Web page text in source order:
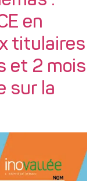
en
titulaires
et 2 mois
sur la